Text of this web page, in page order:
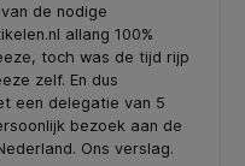
de nodige
allang 100%
toch was de tijd rijp
zelf. En dus
een delegatie van 5
bezoek aan de
Ons verslag.